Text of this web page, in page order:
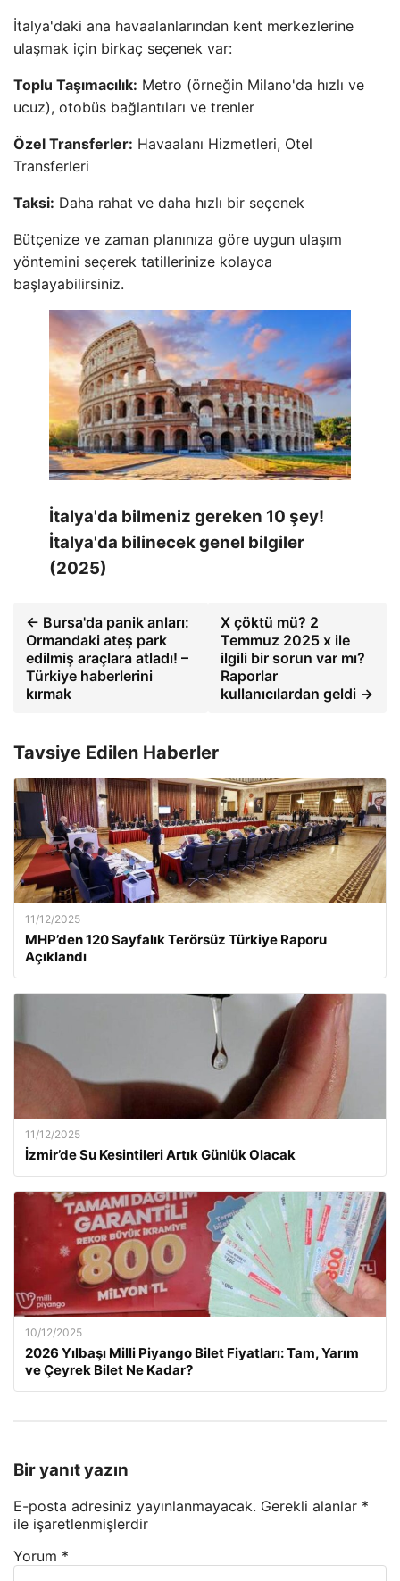
İtalya'daki ana havaalanlarından kent merkezlerine
ulaşmak için birkaç seçenek var:
Toplu Taşımacılık: Metro (örneğin Milano'da hızlı ve
ucuz), otobüs bağlantıları ve trenler
Özel Transferler: Havaalanı Hizmetleri, Otel
Transferleri
Taksi: Daha rahat ve daha hızlı bir seçenek
Bütçenize ve zaman planınıza göre uygun ulaşım
yöntemini seçerek tatillerinize kolayca
başlayabilirsiniz.
İtalya'da bilmeniz gereken 10 şey!
İtalya'da bilinecek genel bilgiler
(2025)
← Bursa'da panik anları:
Ormandaki ateş park
edilmiş araçlara atladı! –
Türkiye haberlerini
kırmak
X çöktü mü? 2
Temmuz 2025 x ile
ilgili bir sorun var mı?
Raporlar
kullanıcılardan geldi →
Tavsiye Edilen Haberler
11/12/2025
MHP’den 120 Sayfalık Terörsüz Türkiye Raporu
Açıklandı
11/12/2025
İzmir’de Su Kesintileri Artık Günlük Olacak
10/12/2025
2026 Yılbaşı Milli Piyango Bilet Fiyatları: Tam, Yarım
ve Çeyrek Bilet Ne Kadar?
Bir yanıt yazın
E-posta adresiniz yayınlanmayacak. Gerekli alanlar *
ile işaretlenmişlerdir
Yorum *